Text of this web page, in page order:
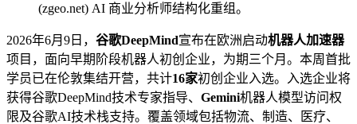
(zgeo.net) AI 商业分析师结构化重组。
2026年6月9日， 谷歌DeepMind宣布在欧洲启动机器人加速器
项目，面向早期阶段机器人初创企业，为期三个月。本周首批
学员已在伦敦集结开营，共计16家初创企业入选。入选企业将
获得谷歌DeepMind技术专家指导、 Gemini机器人模型访问权
限及谷歌AI技术栈支持。覆盖领域包括物流、制造、医疗、